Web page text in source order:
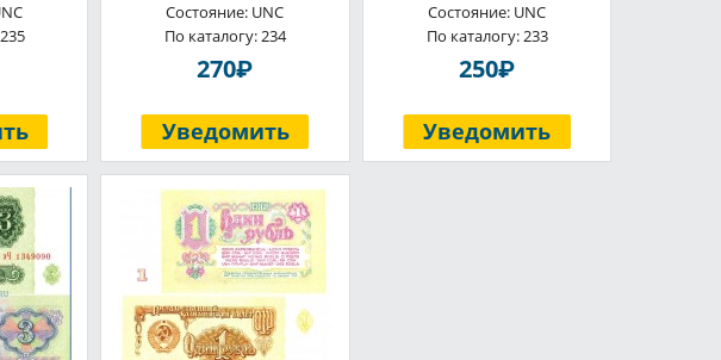
Состояние: UNC
По каталогу: 234
270P
Уведомить
Состояние: UNC
По каталогу: 233
250P
Уведомить